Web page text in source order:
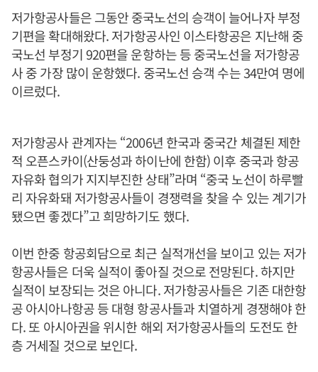
저가항공사들은 그동안 중국노선의 승객이 늘어나자 부정
기편을 확대해왔다. 저가항공사인 이스타항공은 지난해 중
국노선 부정기 920편을 운항하는 등 중국노선을 저가항공
사 중 가장 많이 운항했다. 중국노선 승객 수는 34만여 명에
이르렀다.
저가항공사 관계자는 “2006년 한국과 중국간 체결된 제한
적 오픈스카이(산둥성과 하이난에 한함) 이후 중국과 항공
자유화 협의가 지지부진한 상태”라며 “중국 노선이 하루빨
리 자유화돼 저가항공사들이 경쟁력을 찾을 수 있는 계기가
됐으면 좋겠다”고 희망하기도 했다.
이번 한중 항공회담으로 최근 실적개선을 보이고 있는 저가
항공사들은 더욱 실적이 좋아질 것으로 전망된다. 하지만
실적이 보장되는 것은 아니다. 저가항공사들은 기존 대한항
공 아시아나항공 등 대형 항공사들과 치열하게 경쟁해야 한
다. 또 아시아권을 위시한 해외 저가항공사들의 도전도 한
층 거세질 것으로 보인다.